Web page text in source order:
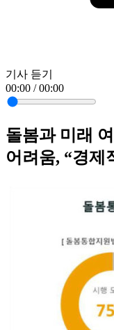
기사 듣기
00:00 / 00:00
돌봄과 미래
어려움, “경제